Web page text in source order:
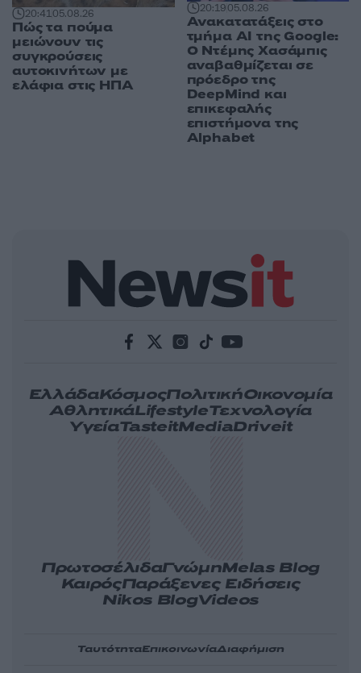
20:4105.08.26
Πώς τα πούμα
μειώνουν τις
συγκρούσεις
αυτοκινήτων με
ελάφια στις ΗΠΑ
20:1905.08.26
Ανακατατάξεις στο
τμήμα AI της Google:
Ο Ντέμης Χασάμπις
αναβαθμίζεται σε
πρόεδρο της
DeepMind και
επικεφαλής
επιστήμονα της
Alphabet
ΕλλάδαΚόσμοςΠολιτικήΟικονομία
ΑθλητικάLifestyleΤεχνολογία
ΥγείαTasteitMediaDriveit
ΠρωτοσέλιδαΓνώμηMelas Blog
ΚαιρόςΠαράξενες Ειδήσεις
Nikos BlogVideos
ΤαυτότηταΕπικοινωνίαΔιαφήμιση